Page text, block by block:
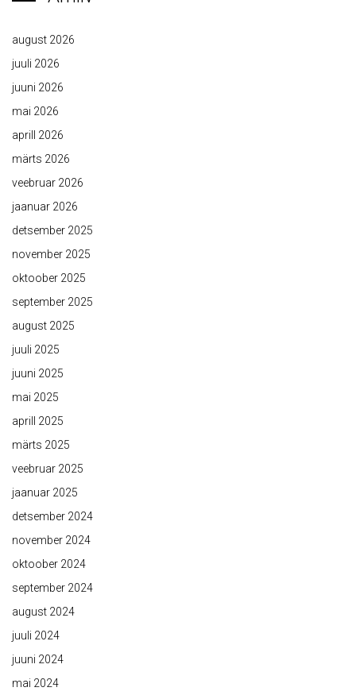
august 2026
juuli 2026
juuni 2026
mai 2026
aprill 2026
märts 2026
veebruar 2026
jaanuar 2026
detsember 2025
november 2025
oktoober 2025
september 2025
august 2025
juuli 2025
juuni 2025
mai 2025
aprill 2025
märts 2025
veebruar 2025
jaanuar 2025
detsember 2024
november 2024
oktoober 2024
september 2024
august 2024
juuli 2024
juuni 2024
mai 2024